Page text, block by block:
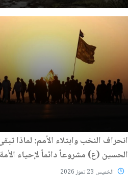
انحراف النخب وابتلاء الأمم: لماذا
الحسين (ع) مشروعاً دائماً لإحياء
الخميس 23 تموز 2026